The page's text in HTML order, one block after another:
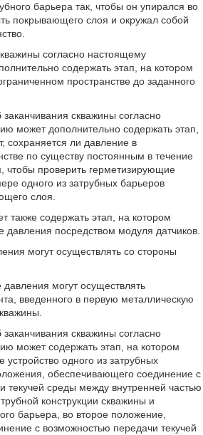
барьера так, чтобы он упирался во
покрывающего слоя и окружал собой
согласно настоящему
содержать этап, на котором
пространстве до заданного
скважины согласно
может дополнительно содержать этап,
сохраняется ли давление в
по существу постоянным в течение
чтобы проверить герметизирующие
одного из затрубных барьеров
слоя.
также содержать этап, на котором
давления посредством модуля датчиков.
могут осуществлять со стороны
давления могут осуществлять
введенного в первую металлическую
скважины согласно
может содержать этап, на котором
одного из затрубных
обеспечивающего соединение с
текучей среды между внутренней частью
конструкции скважины и
барьера, во второе положение,
с возможностью передачи текучей